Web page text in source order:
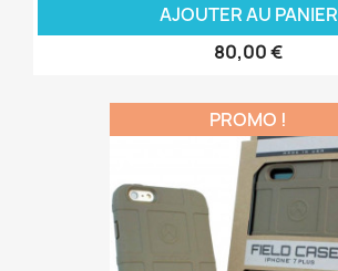
AJOUTER AU PANIER
80,00 €
PROMO !